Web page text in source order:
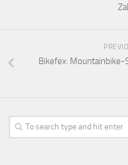
Bikefex: